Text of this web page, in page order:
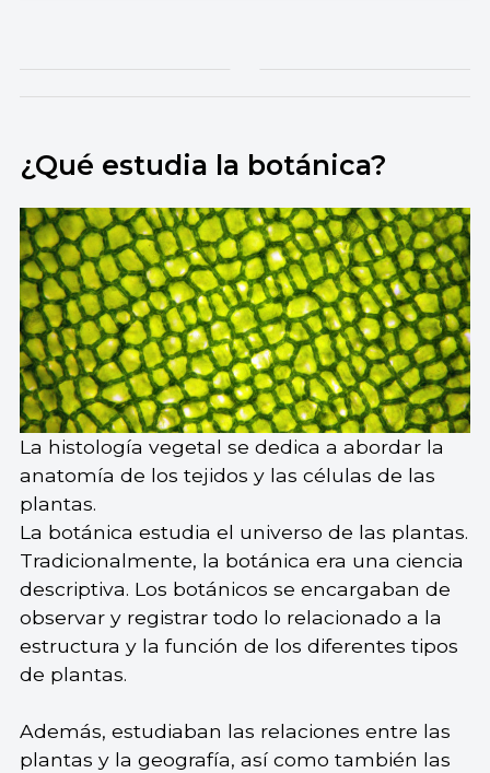
¿Qué estudia la botánica?
La histología vegetal se dedica a abordar la
anatomía de los tejidos y las células de las
plantas.
La botánica estudia el universo de las plantas.
Tradicionalmente, la botánica era una ciencia
descriptiva. Los botánicos se encargaban de
observar y registrar todo lo relacionado a la
estructura y la función de los diferentes tipos
de plantas.
Además, estudiaban las relaciones entre las
plantas y la geografía, así como también las